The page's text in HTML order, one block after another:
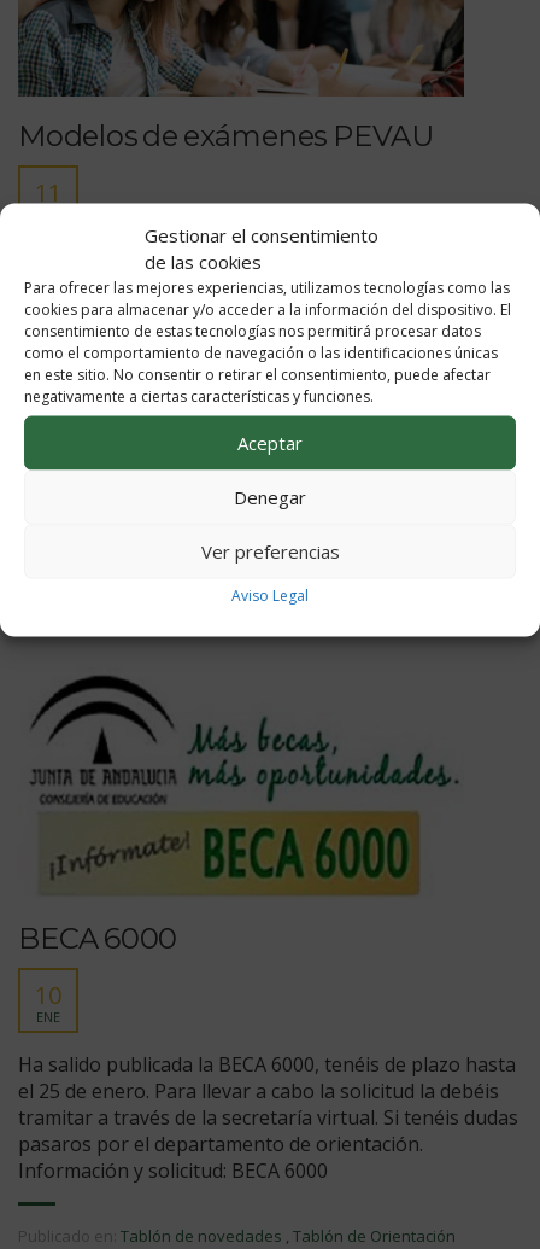
Gestionar el consentimiento
de las cookies
Para ofrecer las mejores experiencias, utilizamos tecnologías como las
cookies para almacenar y/o acceder a la información del dispositivo. El
consentimiento de estas tecnologías nos permitirá procesar datos
como el comportamiento de navegación o las identificaciones únicas
en este sitio. No consentir o retirar el consentimiento, puede afectar
negativamente a ciertas características y funciones.
Aceptar
Denegar
Ver preferencias
Aviso Legal
Modelos de exámenes PEVAU
11
Han sido publicadas en la página web de Distrito Único
Andaluz las orientaciones para las pruebas a celebrar
en el año 2021. En dichas orientaciones se incluye un
modelo de examen. También están disponibles, en la
misma dirección, los exámenes de las pruebas del año
pasado junto con los criterios de corrección.
https://www.juntadeandalucia.es/
Tablón de novedades
BECA 6000
10
ENE
Ha salido publicada la BECA 6000, tenéis de plazo hasta
el 25 de enero. Para llevar a cabo la solicitud la debéis
tramitar a través de la secretaría virtual. Si tenéis dudas
pasaros por el departamento de orientación.
Información y solicitud: BECA 6000
Publicado en: Tablón de novedades , Tablón de Orientación